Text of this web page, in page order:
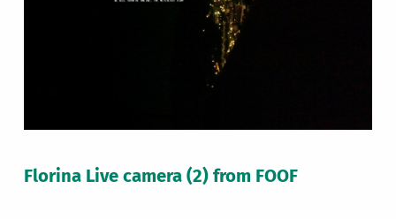
Florina Live camera (2) from FOOF